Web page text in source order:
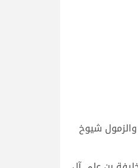
والزمول شيوخ